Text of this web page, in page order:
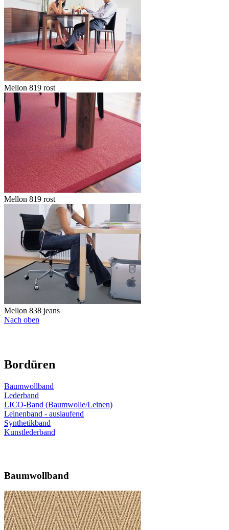
Mellon 819 rost
Mellon 819 rost
Mellon 838 jeans
Nach oben
Bordüren
Baumwollband
Lederband
LICO-Band (Baumwolle/Leinen)
Leinenband - auslaufend
Synthetikband
Kunstlederband
Baumwollband